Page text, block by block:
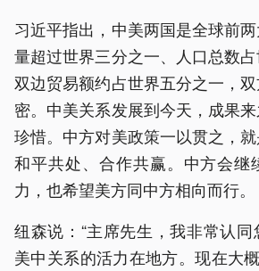
习近平指出，中美两国是全球前
量超过世界三分之一、人口总数占
双边贸易额约占世界五分之一，
密。中美关系发展到今天，成果
珍惜。中方对美政策一以贯之，就
和平共处、合作共赢。中方会继
力，也希望美方同中方相向而行。
纽森说：“主席先生，我非常认
美中关系的活力在地方。现在大